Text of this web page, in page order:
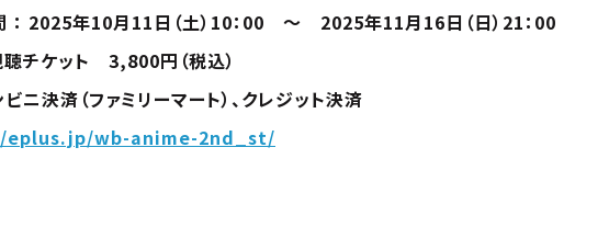
2025年10月11日（土）10：00 ～ 2025年11月16日（日）21：00
チケット 3,800円（税込）
済（ファミリーマート）、クレジット決済
wb-anime-2nd_st/